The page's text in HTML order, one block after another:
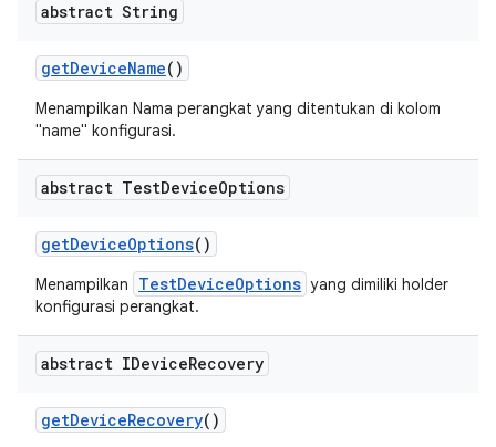
abstract String
getDeviceName()
Menampilkan Nama perangkat yang ditentukan di kolom
"name" konfigurasi.
abstract TestDeviceOptions
getDeviceOptions()
Menampilkan TestDeviceOptions yang dimiliki holder
konfigurasi perangkat.
abstract IDeviceRecovery
getDeviceRecovery()